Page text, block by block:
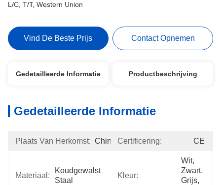
L/C, T/T, Western Union
Vind De Beste Prijs Contact Opnemen
Gedetailleerde Informatie Productbeschrijving
Gedetailleerde Informatie
Plaats Van Herkomst: China Certificering: CE
Materiaal:
Koudgewalst
Staal
Kleur:
Wit,
Zwart,
Grijs,